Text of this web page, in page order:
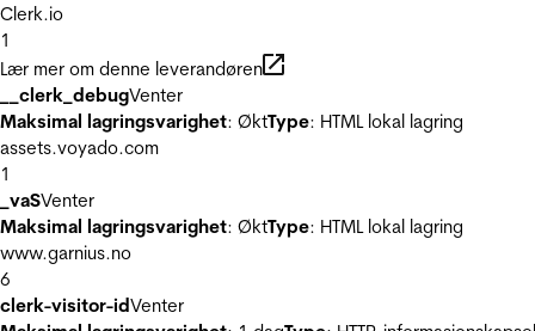
Clerk.io
1
Lær mer om denne leverandøren
__clerk_debugVenter
Maksimal lagringsvarighet: ØktType: HTML lokal lagring
assets.voyado.com
1
_vaSVenter
Maksimal lagringsvarighet: ØktType: HTML lokal lagring
www.garnius.no
6
clerk-visitor-idVenter